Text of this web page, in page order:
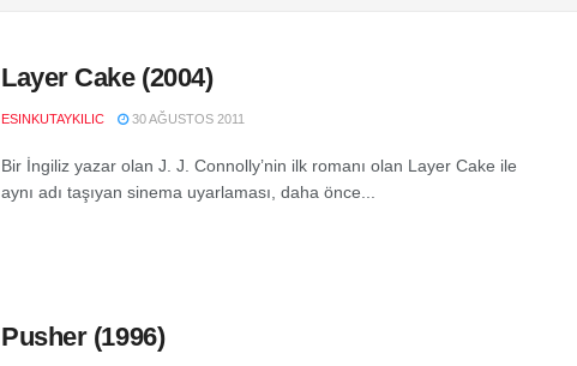
Layer Cake (2004)
ESINKUTAYKILIC 30 AĞUSTOS 2011
Bir İngiliz yazar olan J. J. Connolly’nin ilk romanı olan Layer Cake ile
aynı adı taşıyan sinema uyarlaması, daha önce...
Pusher (1996)